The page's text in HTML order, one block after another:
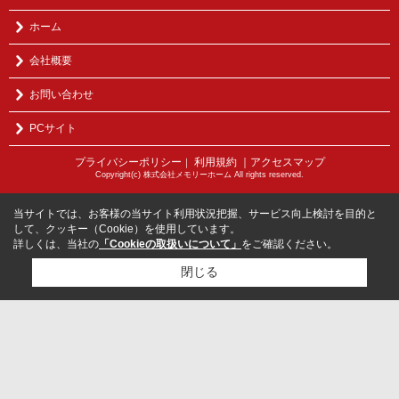
ホーム
会社概要
お問い合わせ
PCサイト
プライバシーポリシー ｜ 利用規約 ｜アクセスマップ
Copyright(c) 株式会社メモリーホーム All rights reserved.
当サイトでは、お客様の当サイト利用状況把握、サービス向上検討を目的と
して、クッキー（Cookie）を使用しています。
詳しくは、当社の 「Cookieの取扱いについて」 をご確認ください。
閉じる